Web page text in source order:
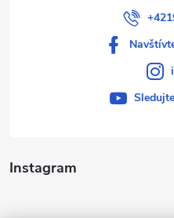
Instagram